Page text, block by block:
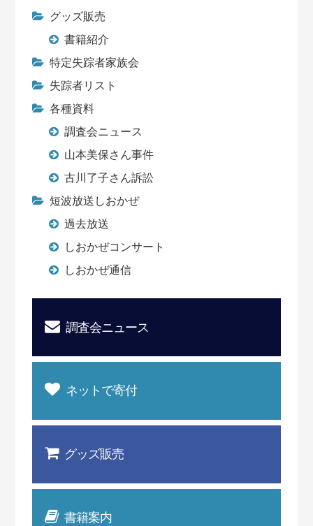
グッズ販売
書籍紹介
特定失踪者家族会
失踪者リスト
各種資料
調査会ニュース
山本美保さん事件
古川了子さん訴訟
短波放送しおかぜ
過去放送
しおかぜコンサート
しおかぜ通信
調査会ニュース
ネットで寄付
グッズ販売
書籍案内